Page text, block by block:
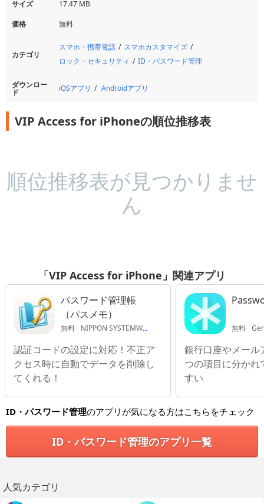
サイズ
17.47 MB
価格
無料
カテゴリ
スマホ・携帯電話
スマホカスタマイズ
ロック・セキュリティ
ID・パスワード管理
ダウンロー
ド iOSアプリ Androidアプリ
VIP Access for iPhoneの順位推移表
順位推移表が見つかりませ
ん
「VIP Access for iPhone」関連アプリ
パスワード管理帳
（パスメモ）
無料 NIPPON SYSTEMWARE CO
認証コードの設定に対応！不正ア
クセス時に自動でデータを削除し
てくれる！
無料
銀行口座やメール
つの項目に分かれ
すい
ID・パスワード管理のアプリが気になる方はこちらをチェック
ID・パスワード管理のアプリ一覧
人気カテゴリ